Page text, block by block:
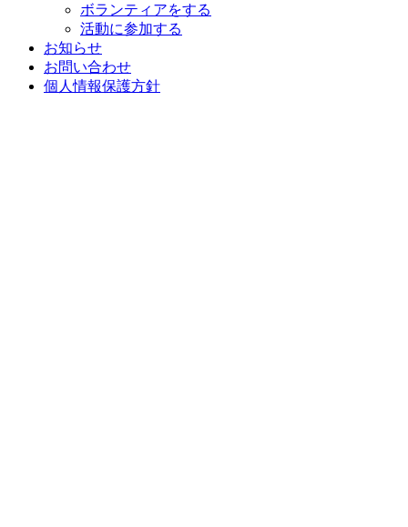
ボランティアをする
活動に参加する
お知らせ
お問い合わせ
個人情報保護方針